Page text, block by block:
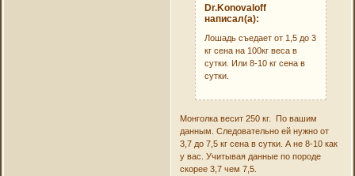
Dr.Konovaloff
написал(а):
Лошадь съедает от 1,5 до 3
кг сена на 100кг веса в
сутки. Или 8-10 кг сена в
сутки.
Монголка весит 250 кг. По вашим
данным. Следовательно ей нужно от
3,7 до 7,5 кг сена в сутки. А не 8-10 как
у вас. Учитывая данные по породе
скорее 3,7 чем 7,5.